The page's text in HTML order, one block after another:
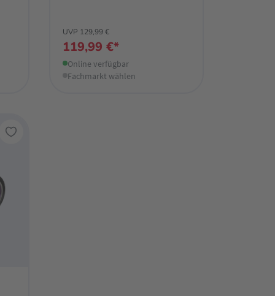
UVP 129,99 €
119,99 €*
Online verfügbar
Fachmarkt wählen